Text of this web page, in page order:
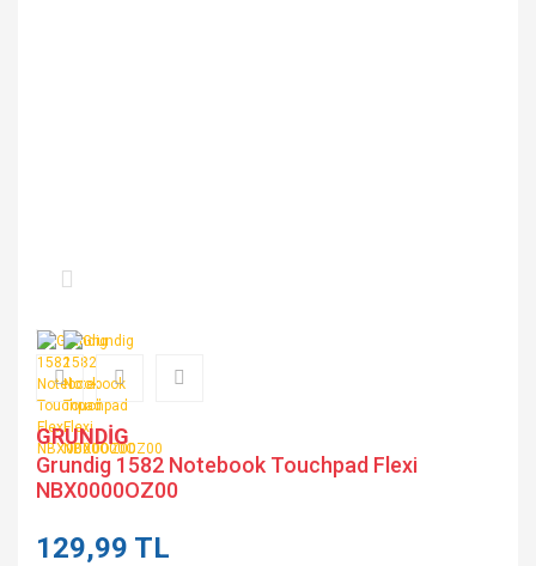
GRUNDİG
Grundig 1582 Notebook Touchpad Flexi
NBX0000OZ00
129,99 TL